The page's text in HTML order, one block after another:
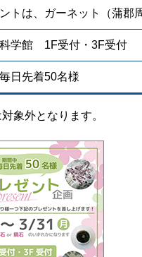
トは、ガーネット（蒲郡
学館 1F受付・3F受付
日先着50名様
象外となります。